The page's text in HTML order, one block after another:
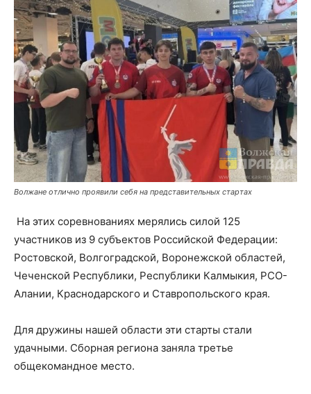
Волжане отлично проявили себя на представительных стартах
На этих соревнованиях мерялись силой 125
участников из 9 субъектов Российской Федерации:
Ростовской, Волгоградской, Воронежской областей,
Чеченской Республики, Республики Калмыкия, РСО-
Алании, Краснодарского и Ставропольского края.
Для дружины нашей области эти старты стали
удачными. Сборная региона заняла третье
общекомандное место.